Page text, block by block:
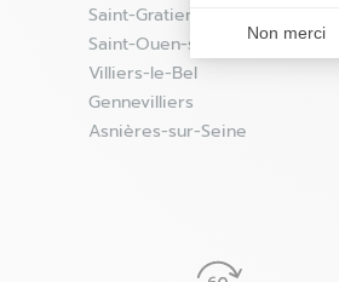
Non merci
magasin préféré
Bois - Fermé
Saint-Gratien
Saint-Ouen-sur-Seine
Villiers-le-Bel
Gennevilliers
Asnières-sur-Seine